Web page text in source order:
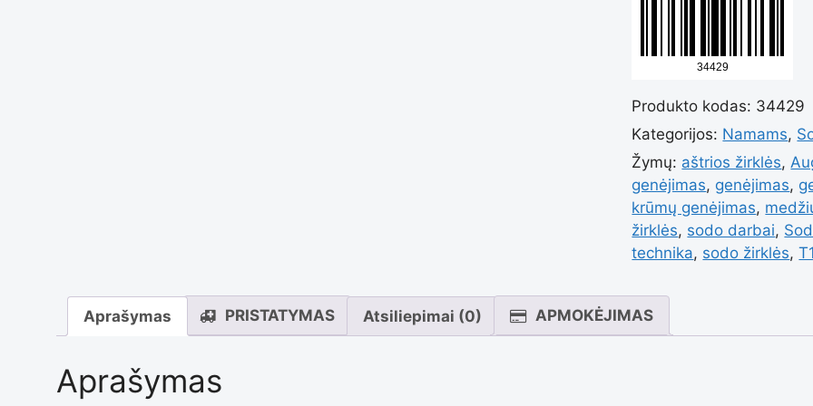
titano
žirklės
T13
Produkto kodas: 34429
Kategorijos: Namams,
Žymų: aštrios žirklės,
genėjimas, genėjimas,
krūmų genėjimas,
žirklės, sodo darbai,
technika, sodo žirklės,
Aprašymas PRISTATYMAS Atsiliepimai (0) APMOKĖJIMAS
Aprašymas